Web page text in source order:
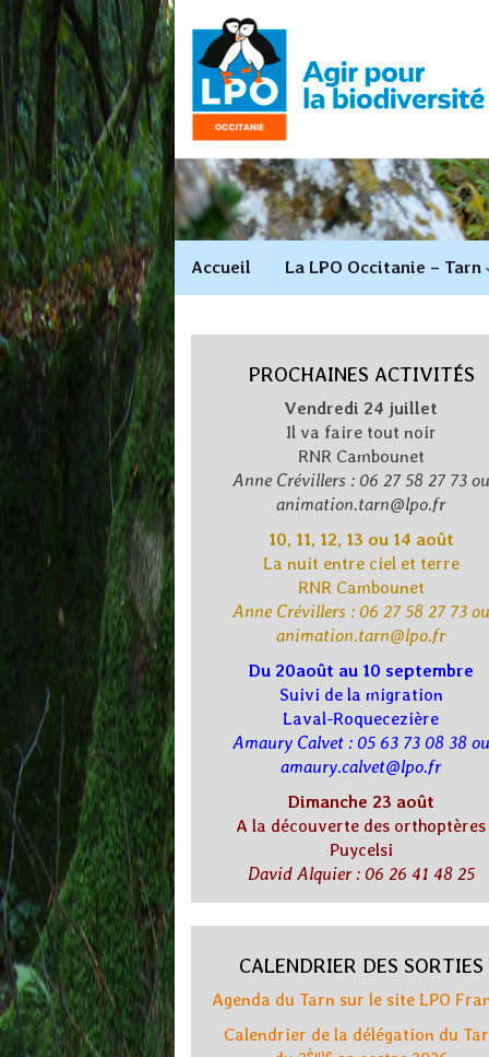
Accueil La LPO Occitanie – Tarn
PROCHAINES ACTIVITÉS
Vendredi 24 juillet
Il va faire tout noir
RNR Cambounet
Anne Crévillers : 06 27 58 27 73 ou
animation.tarn@lpo.fr
10, 11, 12, 13 ou 14 août
La nuit entre ciel et terre
RNR Cambounet
Anne Crévillers : 06 27 58 27 73 ou
animation.tarn@lpo.fr
Du 20août au 10 septembre
Suivi de la migration
Laval-Roquecezière
Amaury Calvet : 05 63 73 08 38 ou
amaury.calvet@lpo.fr
Dimanche 23 août
A la découverte des orthoptères
Puycelsi
David Alquier : 06 26 41 48 25
CALENDRIER DES SORTIES
Agenda du Tarn sur le site LPO
Calendrier de la délégation du
ème